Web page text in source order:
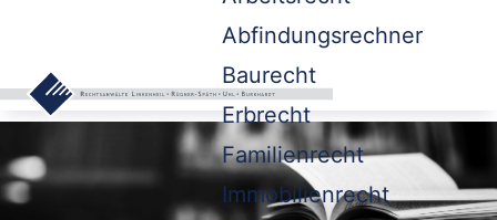
Abfindungsrechner
Baurecht
Erbrecht
Familienrecht
Immobilienrecht